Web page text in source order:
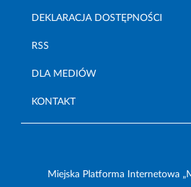
DEKLARACJA DOSTĘPNOŚCI
RSS
DLA MEDIÓW
KONTAKT
Miejska Platforma Internetowa